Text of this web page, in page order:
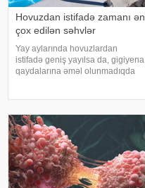
Hovuzdan istifadə zamanı ən
çox edilən səhvlər
Yay aylarında hovuzlardan
istifadə geniş yayılsa da, gigiyena
qaydalarına əməl olunmadıqda
sonra duş qəbul etmək, hovuz
kənarınd